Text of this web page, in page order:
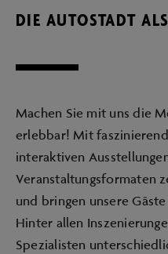
DIE AUTOSTADT
Machen Sie mit uns die
erlebbar! Mit
interaktiven
Veranstaltungsformaten
und bringen unsere
Hinter allen
Spezialisten